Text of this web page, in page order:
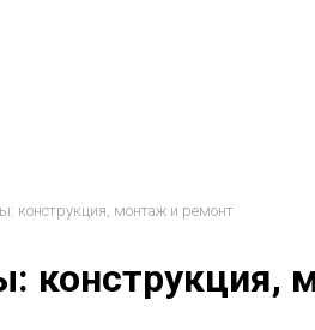
конструкция, монтаж и ремонт
конструкция,